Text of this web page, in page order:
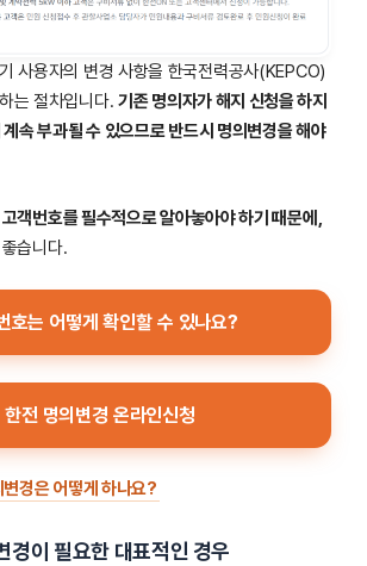
사용자의 변경 사항을 한국전력공사(KEPCO)
는 절차입니다. 기존 명의자가 해지 신청을 하지
속 부과될 수 있으므로 반드시 명의변경을 해야
객번호를 필수적으로 알아놓아야 하기 때문에,
습니다.
호는 어떻게 확인할 수 있나요?
한전 명의변경 온라인신청
경은 어떻게 하나요?
경이 필요한 대표적인 경우